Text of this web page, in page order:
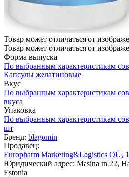
Товар может отличаться от
Товар может отличаться от
Форма выпуска
По выбранным характеристикам
Капсулы желатиновые
Вкус
По выбранным характеристикам
вкуса
Упаковка
По выбранным характеристикам
шт
Бренд: blagomin
Продавец:
Europharm Marketing&Logistics OÜ,
Юридический адрес: Masina tn 22,
Estonia